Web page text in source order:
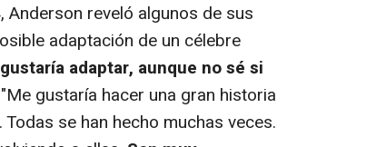
reveló algunos de sus
adaptación de un célebre
adaptar, aunque no sé si
gustaría hacer una gran historia
se han hecho muchas veces.